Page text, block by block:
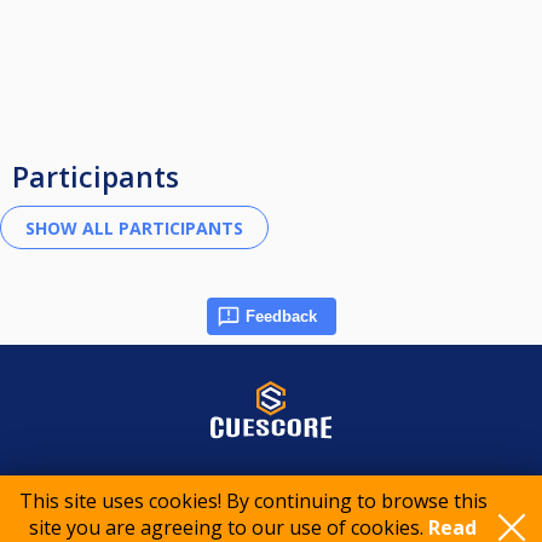
This site uses cookies! By continuing to browse this
site you are agreeing to our use of cookies. Read
Participants
Feedback
© 2015-2026 CueScore International